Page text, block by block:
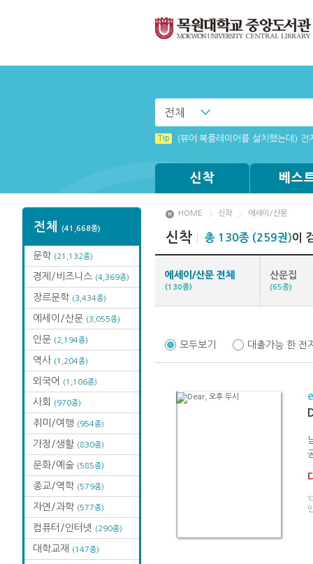
전체
Tip (뷰어:북플레이어를 설치했는데) 전
신착 베스
전체 (41,668종)
문학 (21,132종)
경제/비즈니스 (4,369종)
장르문학 (3,434종)
에세이/산문 (3,055종)
인문 (2,194종)
역사 (1,204종)
외국어 (1,106종)
사회 (970종)
취미/여행 (954종)
가정/생활 (830종)
문화/예술 (585종)
종교/역학 (579종)
자연/과학 (577종)
컴퓨터/인터넷 (290종)
대학교재 (147종)
HOME 신착 에세이/산문
신착 총 130종 (259권)이
에세이/산문 전체
(130종)
산문집
(65종)
모두보기 대출가능 한 전
‘